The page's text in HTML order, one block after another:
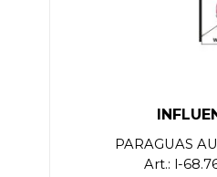
PARAGUAS
Art.: l-